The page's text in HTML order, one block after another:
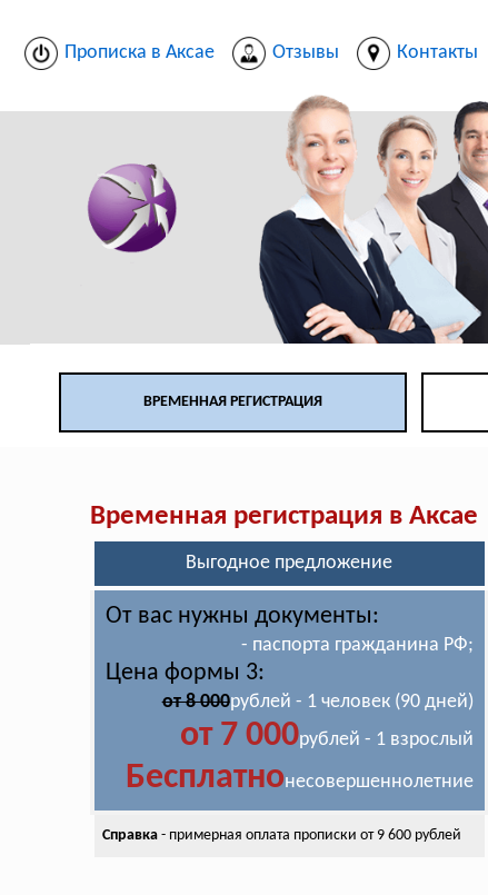
Прописка в Аксае Отзывы Контакты
ВРЕМЕННАЯ РЕГИСТРАЦИЯ
Временная регистрация в Аксае
Выгодное предложение
От вас нужны документы:
- паспорта гражданина РФ;
Цена формы 3:
от 8 000рублей - 1 человек (90 дней)
от 7 000рублей - 1 взрослый
Бесплатнонесовершеннолетние
Справка- примерная оплата прописки от 9 600 рублей